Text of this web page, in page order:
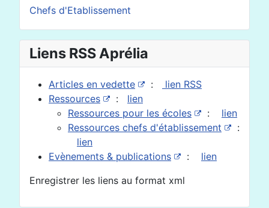
Chefs d'Etablissement
Liens RSS Aprélia
Articles en vedette :
lien RSS
Ressources
: lien
Ressources pour les écoles
: lien
Ressources chefs d'établissement
:
lien
Evènements & publications
: lien
Enregistrer les liens au format xml